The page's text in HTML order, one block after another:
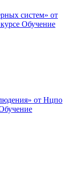
систем» от
Обучение
от Нцпо